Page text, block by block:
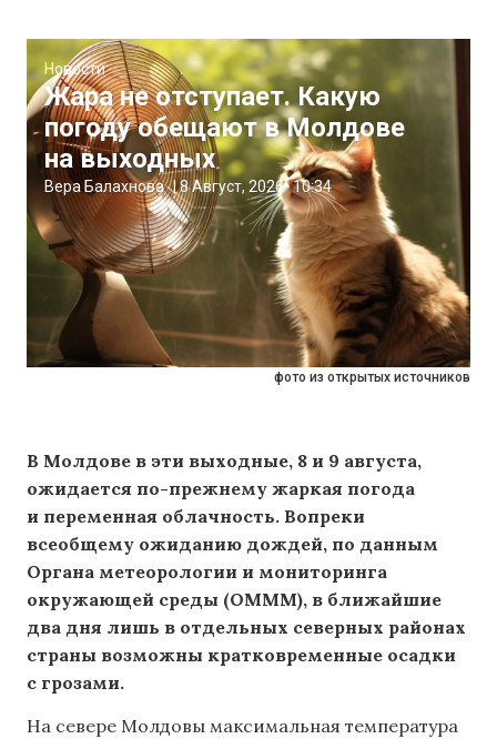
фото из открытых источников
Новости
Жара не отступает. Какую
погоду обещают в Молдове
на выходных
Вера Балахнова |8 Август, 2026 10:34
В Молдове в эти выходные, 8 и 9 августа,
ожидается по-прежнему жаркая погода
и переменная облачность. Вопреки
всеобщему ожиданию дождей, по данным
Органа метеорологии и мониторинга
окружающей среды (OMMM), в ближайшие
два дня лишь в отдельных северных районах
страны возможны кратковременные осадки
с грозами.
На севере Молдовы максимальная температура